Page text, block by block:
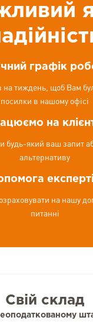
графік
тиждень, щоб Вам
посилки в нашому офісі
на
будь-який ваш запит
альтернативу
на нашу
питанні
Свій склад